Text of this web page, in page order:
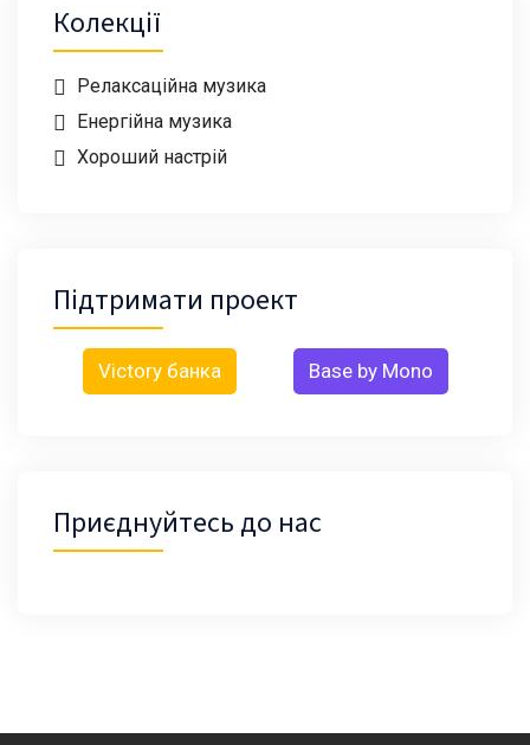
Колекції
Релаксаційна музика
Енергійна музика
Хороший настрій
Підтримати проект
Victory банка Base by Mono
Приєднуйтесь до нас